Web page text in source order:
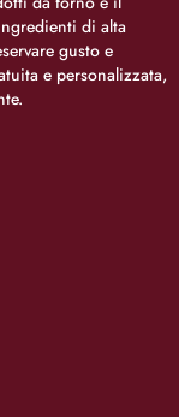
di alta
gusto e
e personalizzata,